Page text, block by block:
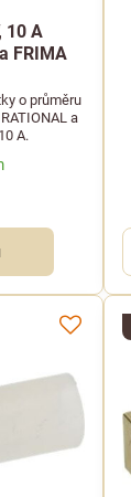
10 A
FRIMA
o průměru
a
A.